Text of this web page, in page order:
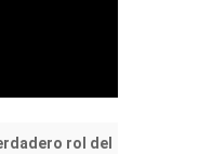
rol del